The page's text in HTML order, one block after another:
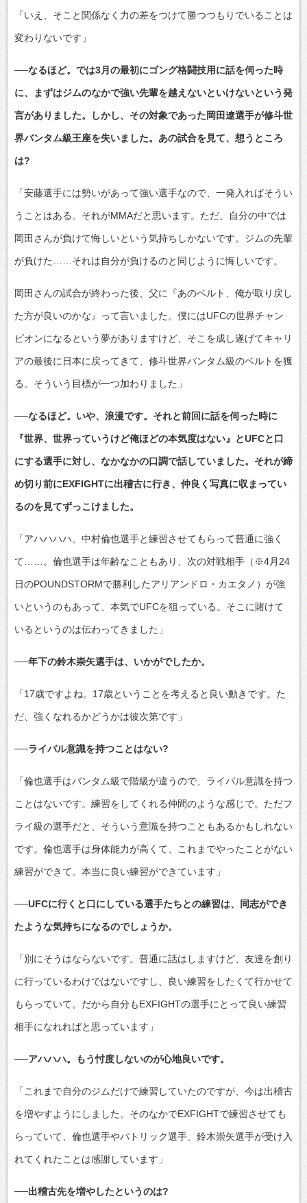
「いえ、そこと関係なく力の差をつけて勝つつもりでいることは
変わりないです」
──なるほど。では3月の最初にゴング格闘技用に話を伺った時
に、まずはジムのなかで強い先輩を越えないといけないという発
言がありました。しかし、その対象であった岡田遼選手が修斗世
界バンタム級王座を失いました。あの試合を見て、想うところ
は?
「安藤選手には勢いがあって強い選手なので、一発入ればそうい
うことはある。それがMMAだと思います。ただ、自分の中では
岡田さんが負けて悔しいという気持ちしかないです。ジムの先輩
が負けた……それは自分が負けるのと同じように悔しいです。
岡田さんの試合が終わった後、父に『あのベルト、俺が取り戻し
た方が良いのかな』って言いました。僕にはUFCの世界チャン
ピオンになるという夢がありますけど、そこを成し遂げてキャリ
アの最後に日本に戻ってきて、修斗世界バンタム級のベルトを獲
る。そういう目標が一つ加わりました」
──なるほど。いや、浪漫です。それと前回に話を伺った時に
『世界、世界っていうけど俺ほどの本気度はない』とUFCと口
にする選手に対し、なかなかの口調で話していました。それが締
め切り前にEXFIGHTに出稽古に行き、仲良く写真に収まってい
るのを見てずっこけました。
「アハハハハ。中村倫也選手と練習させてもらって普通に強く
て……。倫也選手は年齢なこともあり、次の対戦相手（※4月24
日のPOUNDSTORMで勝利したアリアンドロ・カエタノ）が強
いというのもあって、本気でUFCを狙っている。そこに賭けて
いるというのは伝わってきました」
──年下の鈴木崇矢選手は、いかがでしたか。
「17歳ですよね。17歳ということを考えると良い動きです。た
だ、強くなれるかどうかは彼次第です」
──ライバル意識を持つことはない?
「倫也選手はバンタム級で階級が違うので、ライバル意識を持つ
ことはないです。練習をしてくれる仲間のような感じで。ただフ
ライ級の選手だと、そういう意識を持つこともあるかもしれない
です。倫也選手は身体能力が高くて、これまでやったことがない
練習ができて。本当に良い練習ができています」
──UFCに行くと口にしている選手たちとの練習は、同志ができ
たような気持ちになるのでしょうか。
「別にそうはならないです。普通に話はしますけど、友達を創り
に行っているわけではないですし、良い練習をしたくて行かせて
もらっていて。だから自分もEXFIGHTの選手にとって良い練習
相手になれればと思っています」
──アハハハ。もう忖度しないのが心地良いです。
「これまで自分のジムだけで練習していたのですが、今は出稽古
を増やすようにしました。そのなかでEXFIGHTで練習させても
らっていて、倫也選手やパトリック選手、鈴木崇矢選手が受け入
れてくれたことは感謝しています」
──出稽古先を増やしたというのは?